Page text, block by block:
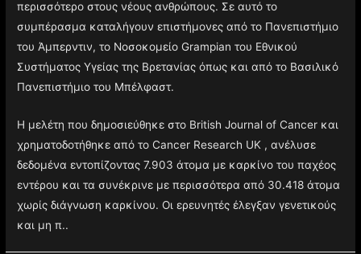
περισσότερο στους νέους ανθρώπους. Σε αυτό το
συμπέρασμα καταλήγουν επιστήμονες από το Πανεπιστήμιο
του Άμπερντιν, το Νοσοκομείο Grampian του Εθνικού
Συστήματος Υγείας της Βρετανίας όπως και από το Βασιλικό
Πανεπιστήμιο του Μπέλφαστ.
Η μελέτη που δημοσιεύθηκε στο British Journal of Cancer και
χρηματοδοτήθηκε από το Cancer Research UK , ανέλυσε
δεδομένα εντοπίζοντας 7.903 άτομα με καρκίνο του παχέος
εντέρου και τα συνέκρινε με περισσότερα από 30.418 άτομα
χωρίς διάγνωση καρκίνου. Οι ερευνητές έλεγξαν γενετικούς
και μη π..